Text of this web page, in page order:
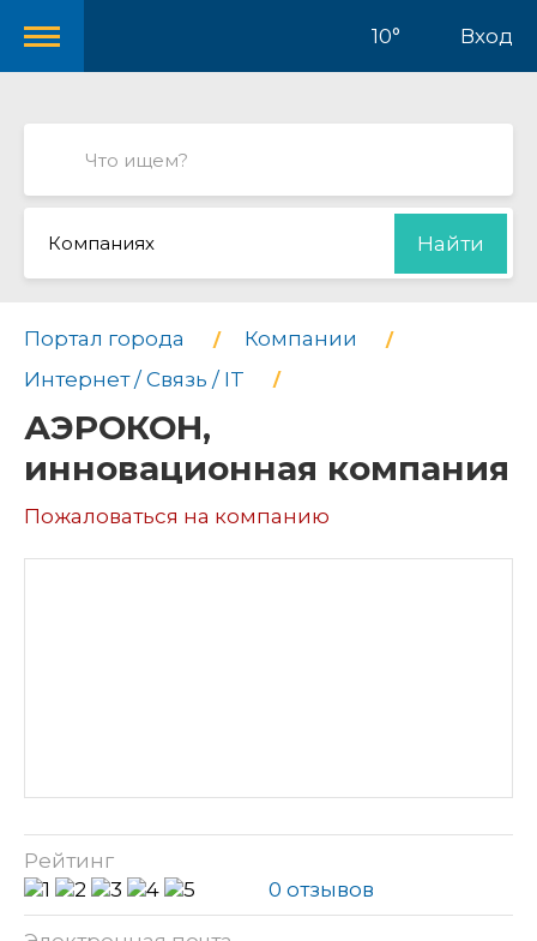
10° Вход
Компаниях Найти
Портал города
Компании
Интернет / Связь / IT
АЭРОКОН,
инновационная компания
Пожаловаться на компанию
Рейтинг
0 отзывов